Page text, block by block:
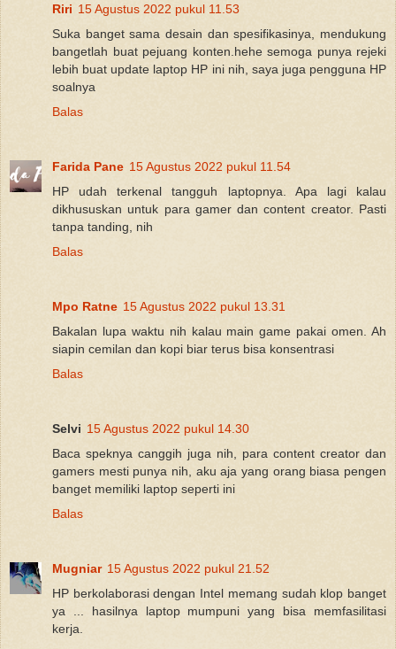
Riri 15 Agustus 2022 pukul 11.53
Suka banget sama desain dan spesifikasinya, mendukung
bangetlah buat pejuang konten.hehe semoga punya rejeki
lebih buat update laptop HP ini nih, saya juga pengguna HP
soalnya
Balas
Farida Pane 15 Agustus 2022 pukul 11.54
HP udah terkenal tangguh laptopnya. Apa lagi kalau
dikhususkan untuk para gamer dan content creator. Pasti
tanpa tanding, nih
Balas
Mpo Ratne 15 Agustus 2022 pukul 13.31
Bakalan lupa waktu nih kalau main game pakai omen. Ah
siapin cemilan dan kopi biar terus bisa konsentrasi
Balas
Selvi 15 Agustus 2022 pukul 14.30
Baca speknya canggih juga nih, para content creator dan
gamers mesti punya nih, aku aja yang orang biasa pengen
banget memiliki laptop seperti ini
Balas
Mugniar 15 Agustus 2022 pukul 21.52
HP berkolaborasi dengan Intel memang sudah klop banget
ya ... hasilnya laptop mumpuni yang bisa memfasilitasi
kerja.